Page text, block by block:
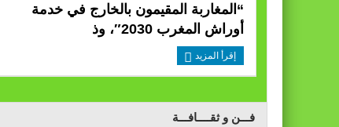
“المغاربة المقيمون بالخارج في خدمة
أوراش المغرب 2030″، وذ
إقرأ المزيد
فـــن و ثقــــافـــة